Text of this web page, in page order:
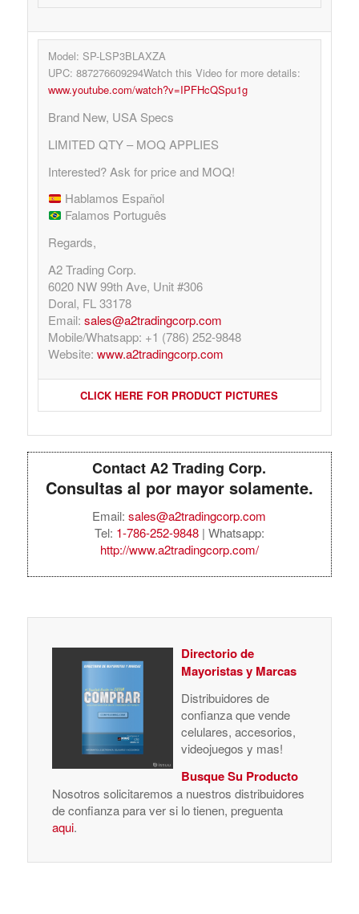
Model: SP-LSP3BLAXZA
UPC: 887276609294Watch this Video for more details:
www.youtube.com/watch?v=IPFHcQSpu1g
Brand New, USA Specs
LIMITED QTY – MOQ APPLIES
Interested? Ask for price and MOQ!
Hablamos Español
Falamos Português
Regards,
A2 Trading Corp.
6020 NW 99th Ave, Unit #306
Doral, FL 33178
Email: sales@a2tradingcorp.com
Mobile/Whatsapp: +1 (786) 252-9848
Website: www.a2tradingcorp.com
CLICK HERE FOR PRODUCT PICTURES
Contact A2 Trading Corp.
Consultas al por mayor solamente.
Email:sales@a2tradingcorp.com
Tel: 1-786-252-9848| Whatsapp:
http://www.a2tradingcorp.com/
Directorio de
Mayoristas y Marcas
Distribuidores de
confianza que vende
celulares, accesorios,
videojuegos y mas!
Busque Su Producto
Nosotros solicitaremos a nuestros distribuidores
de confianza para ver si lo tienen, preguenta
aqui.